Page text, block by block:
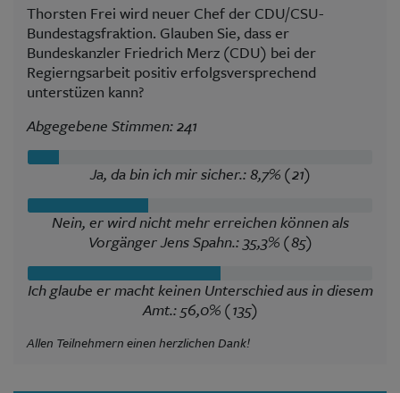
Thorsten Frei wird neuer Chef der CDU/CSU-
Bundestagsfraktion. Glauben Sie, dass er
Bundeskanzler Friedrich Merz (CDU) bei der
Regierngsarbeit positiv erfolgsversprechend
unterstüzen kann?
Abgegebene Stimmen: 241
Ja, da bin ich mir sicher.: 8,7% (21)
Nein, er wird nicht mehr erreichen können als
Vorgänger Jens Spahn.: 35,3% (85)
Ich glaube er macht keinen Unterschied aus in diesem
Amt.: 56,0% (135)
Allen Teilnehmern einen herzlichen Dank!